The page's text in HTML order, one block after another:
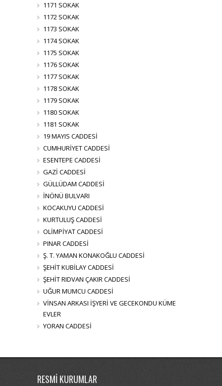
1171 SOKAK
1172 SOKAK
1173 SOKAK
1174 SOKAK
1175 SOKAK
1176 SOKAK
1177 SOKAK
1178 SOKAK
1179 SOKAK
1180 SOKAK
1181 SOKAK
19 MAYIS CADDESİ
CUMHURİYET CADDESİ
ESENTEPE CADDESİ
GAZİ CADDESİ
GÜLLÜDAM CADDESİ
İNÖNÜ BULVARI
KOCAKUYU CADDESİ
KURTULUŞ CADDESİ
OLİMPİYAT CADDESİ
PINAR CADDESİ
Ş. T. YAMAN KONAKOĞLU CADDESİ
ŞEHİT KUBİLAY CADDESİ
ŞEHİT RIDVAN ÇAKIR CADDESİ
UĞUR MUMCU CADDESİ
VİNSAN ARKASI İŞYERİ VE GECEKONDU KÜME
EVLER
YORAN CADDESİ
RESMİ KURUMLAR